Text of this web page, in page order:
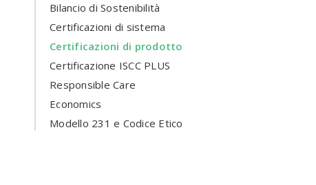
Bilancio di Sostenibilità
Certificazioni di sistema
Certificazioni di prodotto
Certificazione ISCC PLUS
Responsible Care
Economics
Modello 231 e Codice Etico